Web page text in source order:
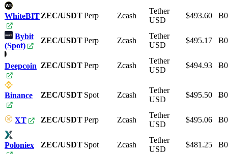
WhiteBITZEC/USDTPerp Zcash
Tether
USD
$493.60
Bybit
(Spot)
ZEC/USDTPerp Zcash
Tether
USD
$495.17
Deepcoin ZEC/USDTPerp Zcash
Tether
USD
$494.93
Binance ZEC/USDT Spot Zcash
Tether
USD
$495.50
XT ZEC/USDTPerp Zcash
Tether
USD
$495.06
Poloniex ZEC/USDT Spot Zcash
Tether
USD
$481.25